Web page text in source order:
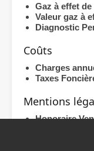
Gaz à effet de
Valeur gaz à
Diagnostic
Coûts
Charges
Taxes
Mentions
Honoraire